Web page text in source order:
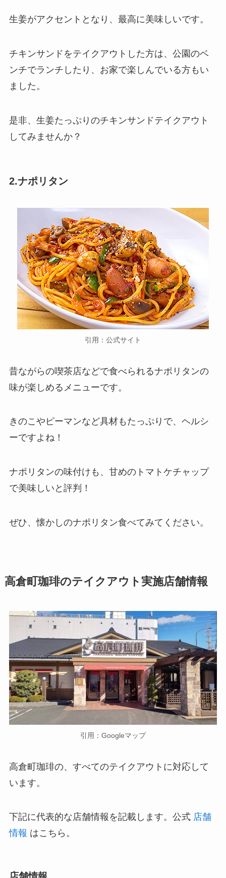
生姜がアクセントとなり、最高に美味しいです。
チキンサンドをテイクアウトした方は、公園のベ
ンチでランチしたり、お家で楽しんでいる方もい
ました。
是非、生姜たっぷりのチキンサンドテイクアウト
してみませんか？
2.ナポリタン
引用：公式サイト
昔ながらの喫茶店などで食べられるナポリタンの
味が楽しめるメニューです。
きのこやピーマンなど具材もたっぷりで、ヘルシ
ーですよね！
ナポリタンの味付けも、甘めのトマトケチャップ
で美味しいと評判！
ぜひ、懐かしのナポリタン食べてみてください。
高倉町珈琲のテイクアウト実施店舗情報
引用：Googleマップ
高倉町珈琲の、すべてのテイクアウトに対応して
います。
下記に代表的な店舗情報を記載します。公式 店舗
情報 はこちら。